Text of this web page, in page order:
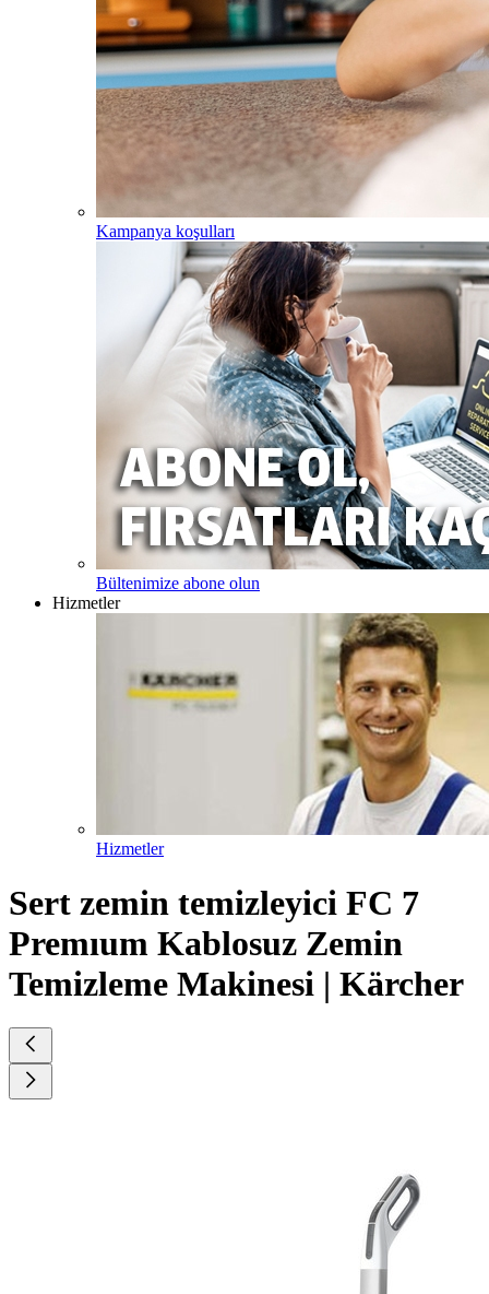
Kampanya koşulları
Bültenimize abone olun
Hizmetler
Hizmetler
Sert zemin temizleyici FC 7
Premıum Kablosuz Zemin
Temizleme Makinesi | Kärcher